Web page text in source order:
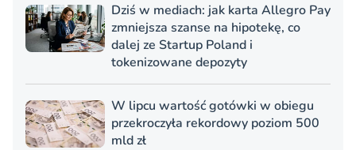
Dziś w mediach: jak karta Allegro Pay
zmniejsza szanse na hipotekę, co
dalej ze Startup Poland i
tokenizowane depozyty
W lipcu wartość gotówki w obiegu
przekroczyła rekordowy poziom 500
mld zł